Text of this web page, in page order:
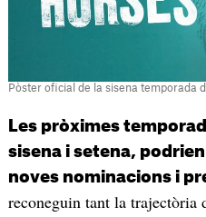
Pòster oficial de la sisena temporada
Les pròximes
sisena i setena,
noves nominacions i
reconeguin tant la trajectòria